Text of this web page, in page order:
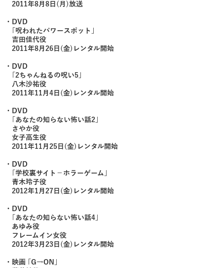
2011年8月8日(月)放送
・DVD
｢呪われたパワースポット｣
吉田佳代役
2011年8月26日(金)レンタル開始
・DVD
｢2ちゃんねるの呪い5｣
八木沙祐役
2011年11月4日(金)レンタル開始
・DVD
｢あなたの知らない怖い話2｣
さやか役
女子高生役
2011年11月25日(金)レンタル開始
・DVD
｢学校裏サイト－ホラーゲーム」
青木玲子役
2012年1月27日(金)レンタル開始
・DVD
｢あなたの知らない怖い話4｣
あゆみ役
フレームイン女役
2012年3月23日(金)レンタル開始
・映画 ｢G→ON｣